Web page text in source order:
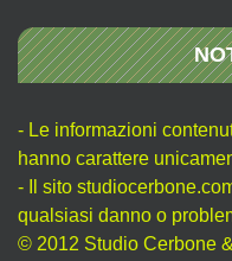
- Le informazioni
hanno carattere
- Il sito
qualsiasi danno o
© 2012 Studio Cerbone